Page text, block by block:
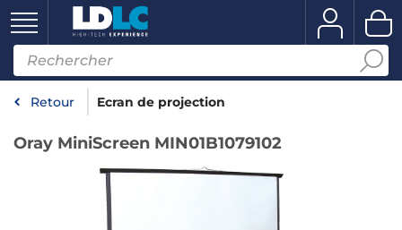
Retour Ecran de projection
Oray MiniScreen MIN01B1079102